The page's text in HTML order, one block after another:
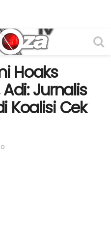
Hoaks
Jurnalis
Koalisi Cek